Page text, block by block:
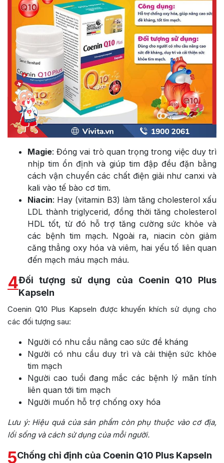
Magie: Đóng vai trò quan trọng trong việc duy trì
nhịp tim ổn định và giúp tim đập đều đặn bằng
cách vận chuyển các chất điện giải như canxi và
kali vào tế bào cơ tim.
Niacin: Hay (vitamin B3) làm tăng cholesterol xấu
LDL thành triglycerid, đồng thời tăng cholesterol
HDL tốt, từ đó hỗ trợ tăng cường sức khỏe và
các bệnh tim mạch. Ngoài ra, niacin còn giảm
căng thẳng oxy hóa và viêm, hai yếu tố liên quan
đến mạch máu mạch máu.
4Đối tượng sử dụng của Coenin Q10 Plus
Kapseln
Coenin Q10 Plus Kapseln được khuyến khích sử dụng cho
các đối tượng sau:
Người có nhu cầu nâng cao sức đề kháng
Người có nhu cầu duy trì và cải thiện sức khỏe
tim mạch
Người cao tuổi đang mắc các bệnh lý mãn tính
liên quan tới tim mạch
Người muốn hỗ trợ chống oxy hóa
Lưu ý:Hiệu quả của sản phẩm còn phụ thuộc vào cơ địa,
lối sống và cách sử dụng của mỗi người.
5Chống chỉ định của Coenin Q10 Plus Kapseln